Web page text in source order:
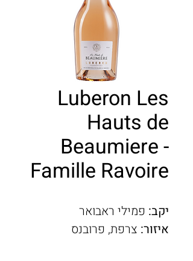
Luberon Les
Hauts de
Beaumiere -
Famille Ravoire
יקב: פמילי ראבואר
איזור: צרפת, פרובנס